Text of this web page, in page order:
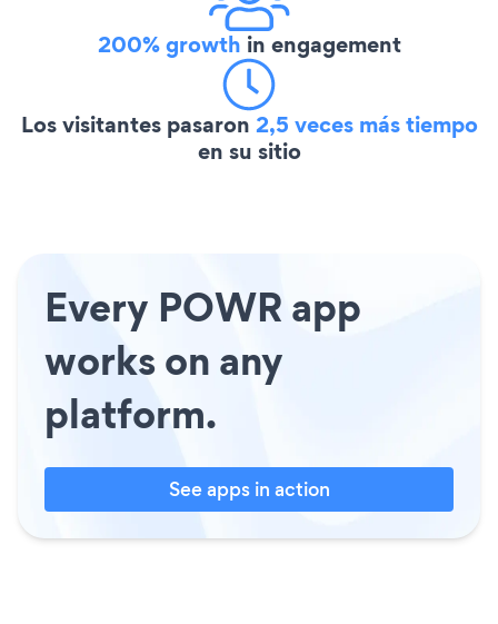
200% growth in engagement
Los visitantes pasaron 2,5 veces más tiempo
en su sitio
Every POWR app
works on any
platform.
See apps in action